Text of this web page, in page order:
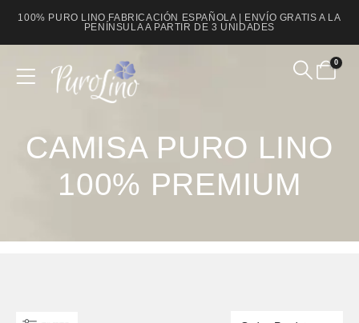
100% PURO LINO FABRICACIÓN ESPAÑOLA | ENVÍO GRATIS A LA
PENÍNSULA A PARTIR DE 3 UNIDADES
0
CAMISA PURO LINO
100% PREMIUM